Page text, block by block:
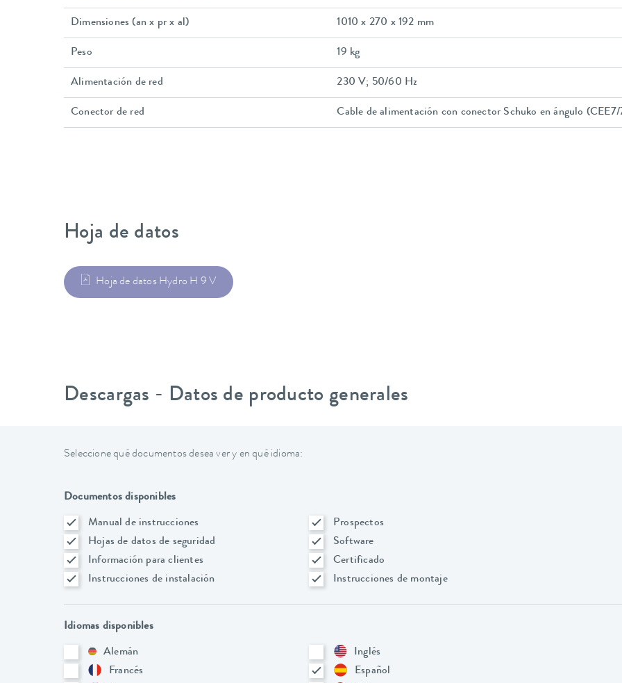
Dimensiones (an x pr x al) 1010 x 270 x 192 mm
Peso 19 kg
Alimentación de red 230 V; 50/60 Hz
Conector de red Cable de alimentación con conector Schuko en ángulo (CEE7/
Hoja de datos
Hoja de datos Hydro H 9 V
Descargas - Datos de producto generales
Seleccione qué documentos desea ver y en qué idioma:
Documentos disponibles
Manual de instrucciones
Prospectos
Hojas de datos de seguridad
Software
Información para clientes
Certificado
Instrucciones de instalación
Instrucciones de montaje
Idiomas disponibles
Alemán
Inglés
Francés
Español